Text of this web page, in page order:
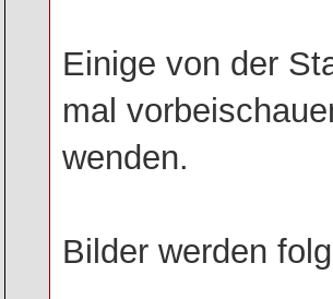
Einige von der
mal
wenden.
Bilder werden